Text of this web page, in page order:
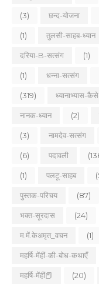
(3) छन्द-योजना
(1) तुलसी-साहब-ध्यान
दरिया-B-सत्संग (1)
(1) धन्ना-सत्संग
(319) ध्यानाभ्यास-
नानक-ध्यान (2)
(3) नामदेव-सत्संग
(6) पदावली
(1) पलटू-साहब
पुस्तक-परिचय (87)
भक्त-सूरदास (24)
म.में.केअमृत_वचन (1)
महर्षि-मेंहीं-की-बोध-कथाएँ
महर्षि-मेंहीं📕 (20)